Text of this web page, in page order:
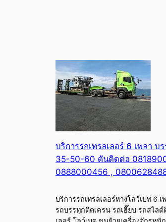
บริการรถเทรลเลอร์ 6 เพลา บ
35-50-60 ตันติดต่อ
0888000456 ,
บริการรถเทรลเลอร์หางโลว์เบท 6
รถบรรทุกติดเครน รถเฮี๊ยบ รถสไลด์